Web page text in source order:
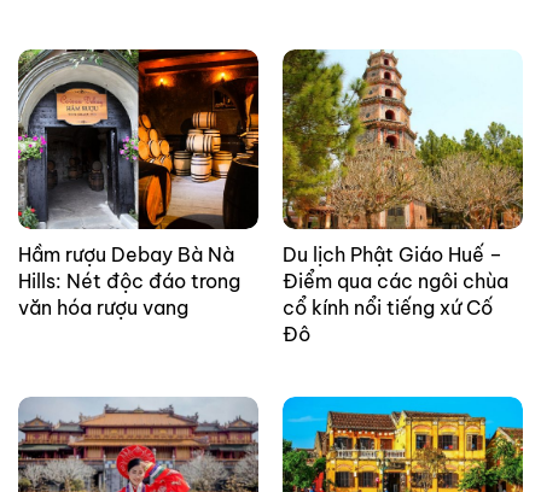
Hầm rượu Debay Bà Nà
Hills: Nét độc đáo trong
văn hóa rượu vang
Du lịch Phật Giáo Huế –
Điểm qua các ngôi chùa
cổ kính nổi tiếng xứ Cố
Đô